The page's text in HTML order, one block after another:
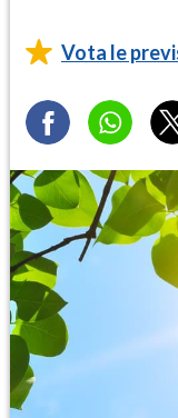
Vota le